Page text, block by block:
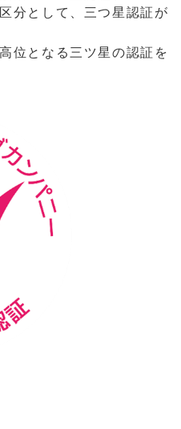
分として、三つ星認証が
位となる三ツ星の認証を